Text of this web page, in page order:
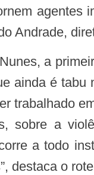
agentes
Andrade,
ainda é tabu
trabalhado
sobre a
a todo
destaca o